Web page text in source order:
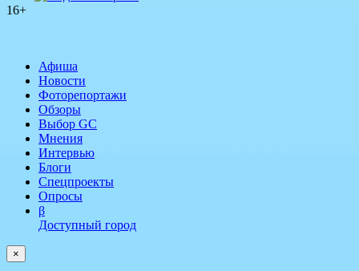
16+
Афиша
Новости
Фоторепортажи
Обзоры
Выбор GC
Мнения
Интервью
Блоги
Спецпроекты
Опросы
β
Доступный город
×